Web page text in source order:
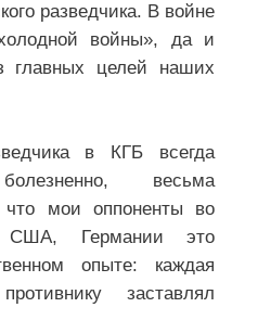
разведчика. В войне
войны», да и
главных целей наших
в КГБ всегда
весьма
мои оппоненты во
США, Германии это
опыте: каждая
заставлял